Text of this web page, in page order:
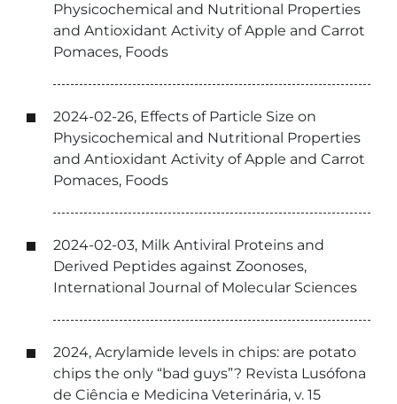
Physicochemical and Nutritional Properties
and Antioxidant Activity of Apple and Carrot
Pomaces, Foods
2024-02-26, Effects of Particle Size on
Physicochemical and Nutritional Properties
and Antioxidant Activity of Apple and Carrot
Pomaces, Foods
2024-02-03, Milk Antiviral Proteins and
Derived Peptides against Zoonoses,
International Journal of Molecular Sciences
2024, Acrylamide levels in chips: are potato
chips the only “bad guys”? Revista Lusófona
de Ciência e Medicina Veterinária, v. 15